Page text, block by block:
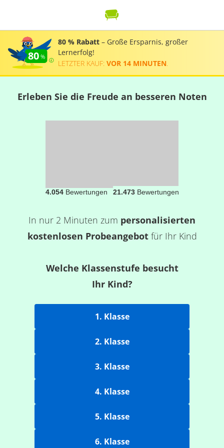
80
80 % Rabatt – Große Ersparnis, großer
Lernerfolg!
LETZTER KAUF: VOR 14 MINUTEN
Erleben Sie die Freude an besseren Noten
4.054Bewertungen 21.473Bewertungen
In nur 2 Minuten zum personalisierten
kostenlosen Probeangebotfür Ihr Kind
Welche Klassenstufe besucht
Ihr Kind?
1. Klasse
2. Klasse
3. Klasse
4. Klasse
5. Klasse
6. Klasse